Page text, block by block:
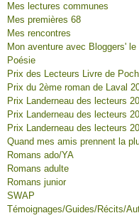
Mes lectures communes
Mes premières 68
Mes rencontres
Mon aventure avec Bloggers'
Poésie
Prix des Lecteurs Livre de
Prix du 2ème roman de Laval
Prix Landerneau des lecteurs
Prix Landerneau des lecteurs
Prix Landerneau des lecteurs
Quand mes amis prennent la
Romans ado/YA
Romans adulte
Romans junior
SWAP
Témoignages/Guides/Récits/